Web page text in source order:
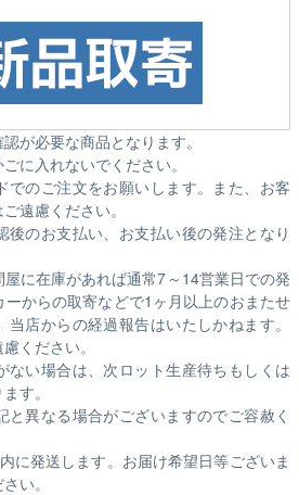
が必要な商品となります。
に入れないでください。
でのご注文をお願いします。また、お客
遠慮ください。
後のお支払い、お支払い後の発注となり
に在庫があれば通常7～14営業日での発
からの取寄などで1ヶ月以上のおまたせ
当店からの経過報告はいたしかねます。
ください。
ない場合は、次ロット生産待ちもしくは
す。
と異なる場合がございますのでご容赦く
に発送します。お届け希望日等ございま
い。